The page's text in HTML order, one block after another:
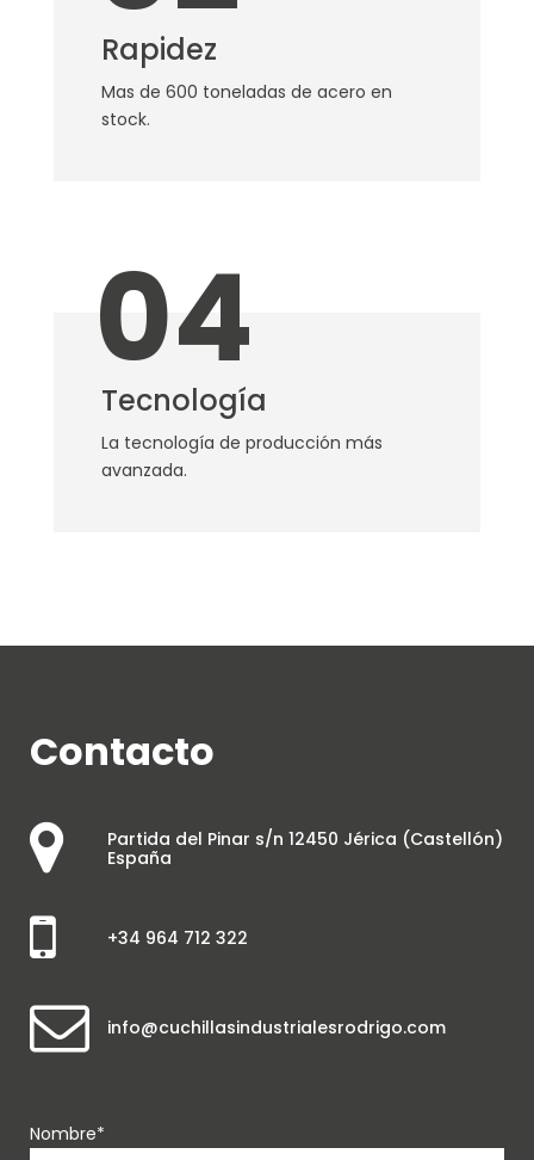
Rapidez
Mas de 600 toneladas de acero en
stock.
04
Tecnología
La tecnología de producción más
avanzada.
Contacto
Partida del Pinar s/n 12450 Jérica (Castellón)
España
+34 964 712 322
info@cuchillasindustrialesrodrigo.com
Nombre*